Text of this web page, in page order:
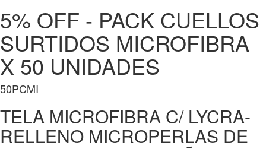
5% OFF - PACK CUELLOS
SURTIDOS MICROFIBRA
X 50 UNIDADES
50PCMI
TELA MICROFIBRA C/ LYCRA-
RELLENO MICROPERLAS DE